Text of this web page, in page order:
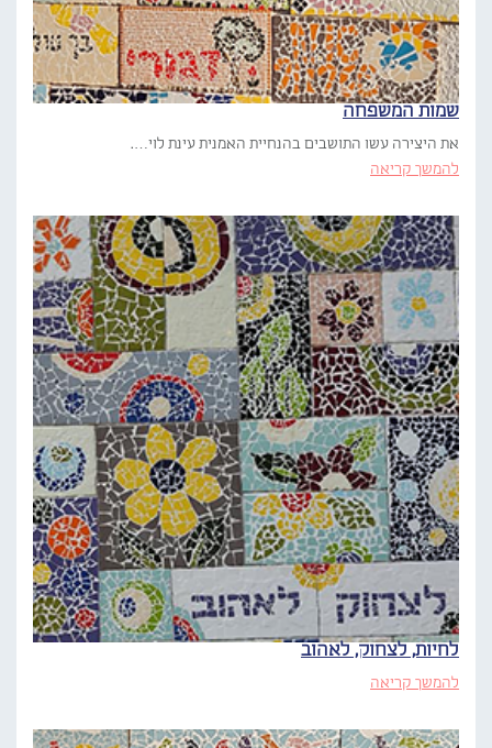
שמות המשפחה
את היצירה עשו התושבים בהנחיית האמנית עינת לוי….
להמשך קריאה
לחיות, לצחוק, לאהוב
להמשך קריאה